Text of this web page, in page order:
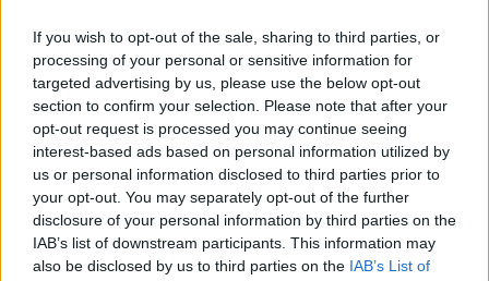
If you wish to opt-out of the sale, sharing to third parties, or
processing of your personal or sensitive information for
targeted advertising by us, please use the below opt-out
section to confirm your selection. Please note that after your
opt-out request is processed you may continue seeing
interest-based ads based on personal information utilized by
us or personal information disclosed to third parties prior to
your opt-out. You may separately opt-out of the further
disclosure of your personal information by third parties on the
IAB’s list of downstream participants. This information may
also be disclosed by us to third parties on the IAB’s List of
Seuraa Gekkosta Instagramissa
Teksti:
Kuvat: AOP, Instagram